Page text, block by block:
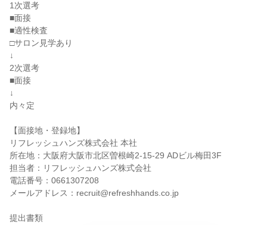
1次選考
■面接
■適性検査
□サロン見学あり
↓
2次選考
■面接
↓
内々定
【面接地・登録地】
リフレッシュハンズ株式会社 本社
所在地：大阪府大阪市北区曽根崎2-15-29 ADビル梅田3F
担当者：リフレッシュハンズ株式会社
電話番号：0661307208
メールアドレス：recruit@refreshhands.co.jp
提出書類